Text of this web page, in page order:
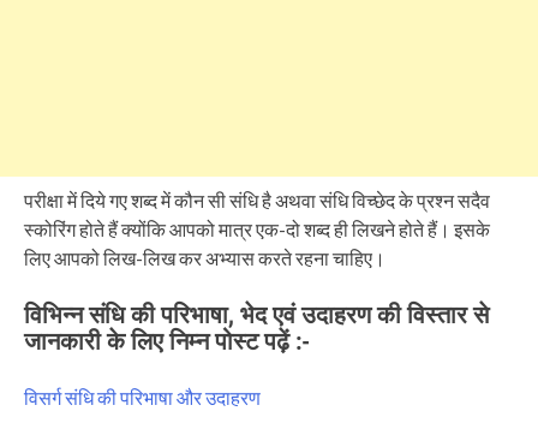
परीक्षा में दिये गए शब्द में कौन सी संधि है अथवा संधि विच्छेद के प्रश्न सदैव
स्कोरिंग होते हैं क्योंकि आपको मात्र एक-दो शब्द ही लिखने होते हैं। इसके
लिए आपको लिख-लिख कर अभ्यास करते रहना चाहिए।
विभिन्न संधि की परिभाषा, भेद एवं उदाहरण की विस्तार से
जानकारी के लिए निम्न पोस्ट पढ़ें :-
विसर्ग संधि की परिभाषा और उदाहरण